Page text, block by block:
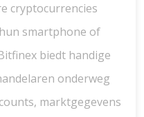
cryptocurrencies
smartphone of
biedt handige
onderweg
marktgegevens